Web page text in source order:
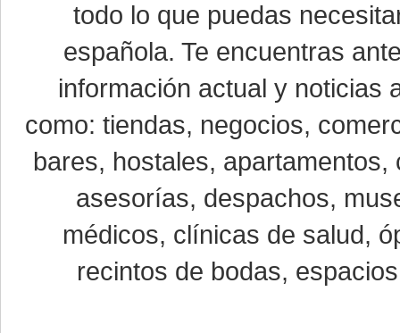
todo lo que puedas
española. Te encuentras
información actual y noticias
como: tiendas, negocios,
bares, hostales,
asesorías, despachos,
médicos, clínicas de salud,
recintos de bodas,